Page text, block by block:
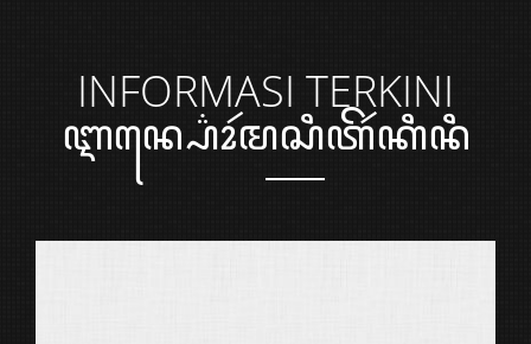
INFORMASI TERKINI
ꦆꦤ꧀ꦥ꦳ꦺꦴꦂꦩꦱꦶꦠꦼꦂꦏꦶꦤꦶ